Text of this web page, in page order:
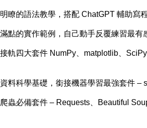
的語法教學，搭配 ChatGPT 輔助寫程
的實作範例，自己動手反覆練習最有
四大套件 NumPy、matplotlib、SciPy
科學基礎，銜接機器學習最強套件 –
必備套件 – Requests、Beautiful